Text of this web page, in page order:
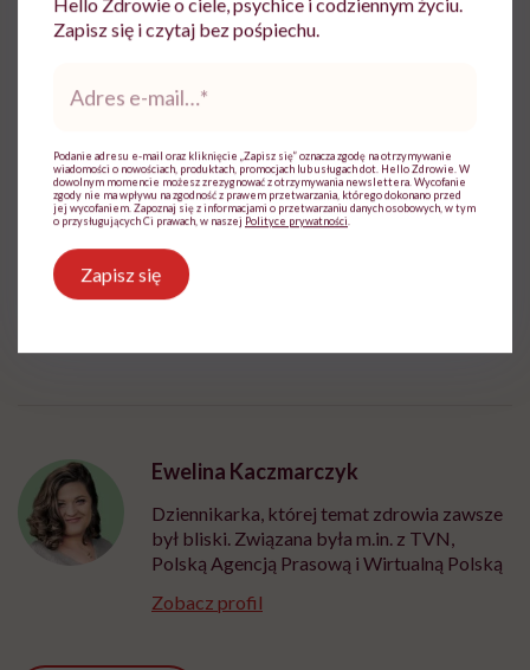
Do wyświetlenia tego materiału z zewnętrznego
Zmień ustawienia
Ewelina Kaczmarczyk
Dziennikarka, której temat zdrowia zawsze
był bliski. Związana była m.in. z TVN,
Polską Agencją Prasową i Wirtualną Polską
Zobacz profil
Zapisz się i czytaj bez pośpiechu.
*
Podanie adresu e-mail oraz kliknięcie „Zapisz się” oznacza zgodę na otrzymywanie
wiadomości o nowościach, produktach, promocjach lub usługach dot. Hello Zdrowie. W
dowolnym momencie możesz zrezygnować z otrzymywania newslettera. Wycofanie
zgody nie ma wpływu na zgodność z prawem przetwarzania, którego dokonano przed
jej wycofaniem. Zapoznaj się z informacjami o przetwarzaniu danych osobowych, w tym
o przysługujących Ci prawach, w naszej Polityce prywatności
Zapisz się